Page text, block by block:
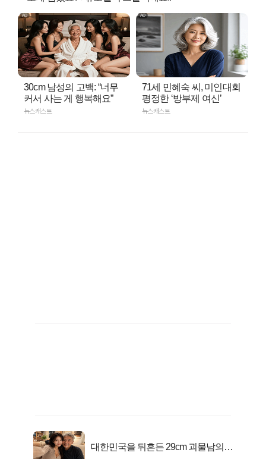
30cm 남성의 고백: “너무
커서 사는 게 행복해요”
뉴스캐스트
71세 민혜숙 씨, 미인대회
평정한 ‘방부제 여신’
뉴스캐스트
대한민국을 뒤흔든 29cm 괴물남의